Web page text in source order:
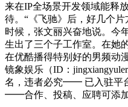
来在IP全场景开发领域能释
待。“《飞驰》后，好几个
时候，张文丽兴奋地说。今
生出了三个子工作室。在她
在优酷播得特别好的男频动
镜象娱乐（ID：
名，违者必究━━ 已入驻
━━合作、投稿、应聘可添加